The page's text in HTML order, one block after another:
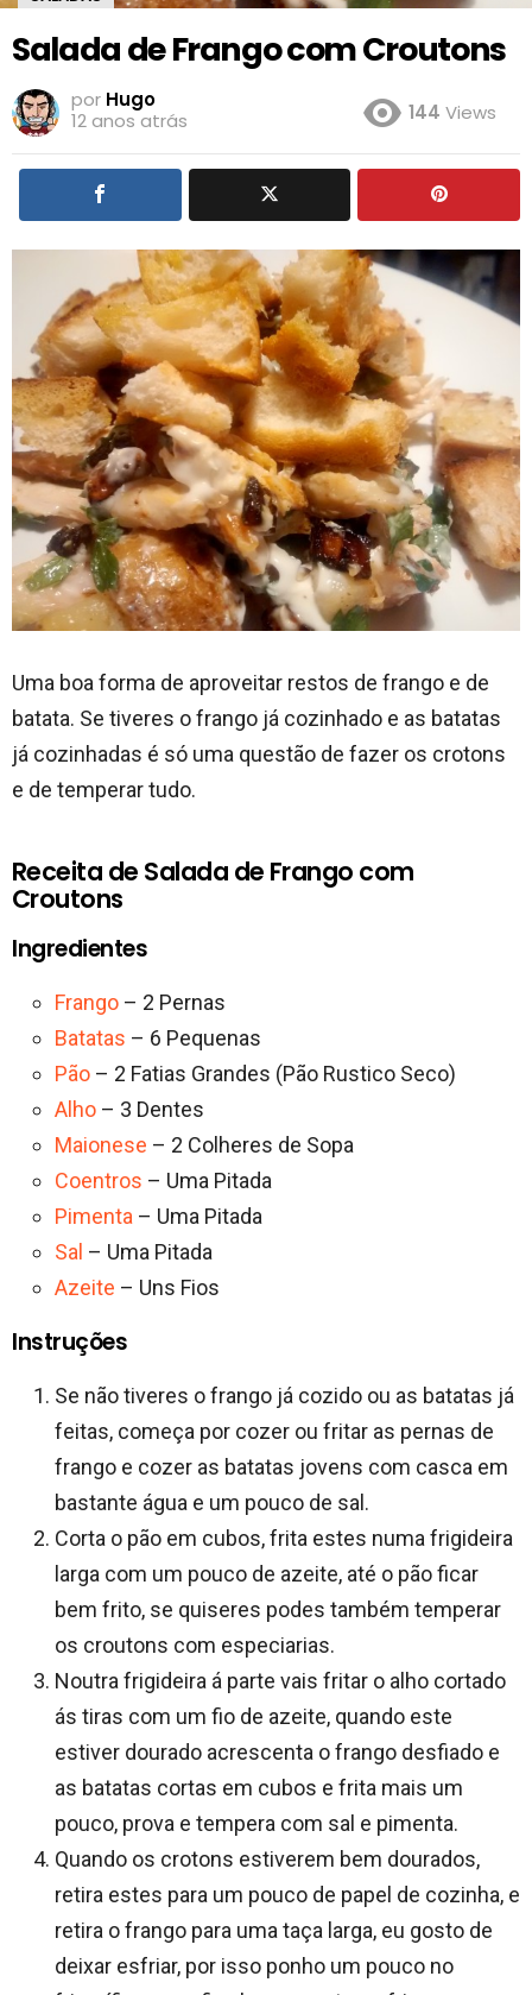
Salada de Frango com Croutons
por Hugo
12 anos atrás
144 Views
Uma boa forma de aproveitar restos de frango e de
batata. Se tiveres o frango já cozinhado e as batatas
já cozinhadas é só uma questão de fazer os crotons
e de temperar tudo.
Receita de Salada de Frango com
Croutons
Ingredientes
Frango – 2 Pernas
Batatas – 6 Pequenas
Pão – 2 Fatias Grandes (Pão Rustico Seco)
Alho – 3 Dentes
Maionese – 2 Colheres de Sopa
Coentros – Uma Pitada
Pimenta – Uma Pitada
Sal – Uma Pitada
Azeite – Uns Fios
Instruções
Se não tiveres o frango já cozido ou as batatas já
feitas, começa por cozer ou fritar as pernas de
frango e cozer as batatas jovens com casca em
bastante água e um pouco de sal.
Corta o pão em cubos, frita estes numa frigideira
larga com um pouco de azeite, até o pão ficar
bem frito, se quiseres podes também temperar
os croutons com especiarias.
Noutra frigideira á parte vais fritar o alho cortado
ás tiras com um fio de azeite, quando este
estiver dourado acrescenta o frango desfiado e
as batatas cortas em cubos e frita mais um
pouco, prova e tempera com sal e pimenta.
Quando os crotons estiverem bem dourados,
retira estes para um pouco de papel de cozinha, e
retira o frango para uma taça larga, eu gosto de
deixar esfriar, por isso ponho um pouco no